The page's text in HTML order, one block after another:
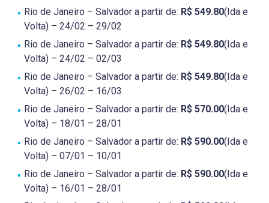
Rio de Janeiro – Salvador a partir de: R$ 549.80(Ida e
Volta) – 24/02 – 29/02
Rio de Janeiro – Salvador a partir de: R$ 549.80(Ida e
Volta) – 24/02 – 02/03
Rio de Janeiro – Salvador a partir de: R$ 549.80(Ida e
Volta) – 26/02 – 16/03
Rio de Janeiro – Salvador a partir de: R$ 570.00(Ida e
Volta) – 18/01 – 28/01
Rio de Janeiro – Salvador a partir de: R$ 590.00(Ida e
Volta) – 07/01 – 10/01
Rio de Janeiro – Salvador a partir de: R$ 590.00(Ida e
Volta) – 16/01 – 28/01